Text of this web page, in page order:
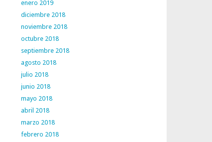
enero 2019
diciembre 2018
noviembre 2018
octubre 2018
septiembre 2018
agosto 2018
julio 2018
junio 2018
mayo 2018
abril 2018
marzo 2018
febrero 2018